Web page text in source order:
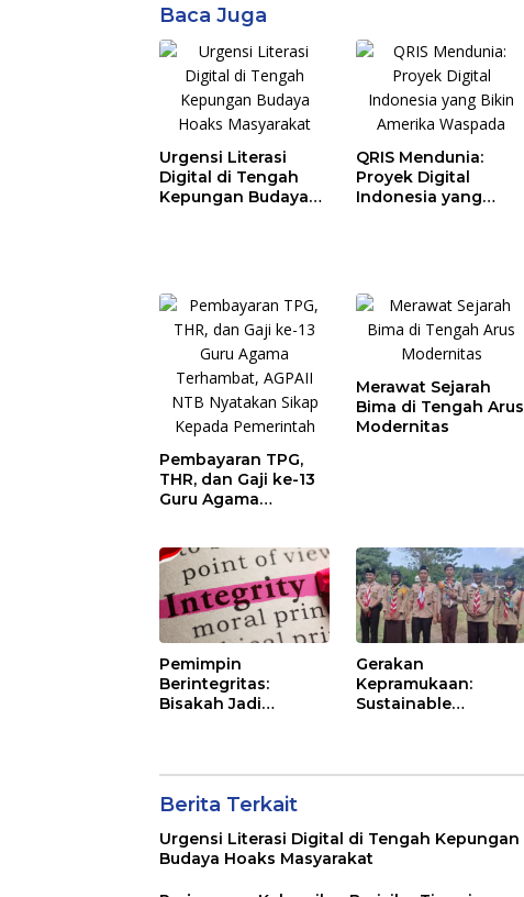
Baca Juga
Urgensi Literasi
Digital di Tengah
Kepungan Budaya
QRIS Mendunia:
Proyek Digital
Indonesia yang
Pembayaran TPG,
THR, dan Gaji ke-13
Guru Agama
Kepada Pemerintah
Merawat Sejarah
Bima di Tengah Arus
Modernitas
Pemimpin
Berintegritas:
Bisakah Jadi
Gerakan
Kepramukaan:
Sustainable
Berita Terkait
Urgensi Literasi Digital di Tengah Kepungan
Budaya Hoaks Masyarakat